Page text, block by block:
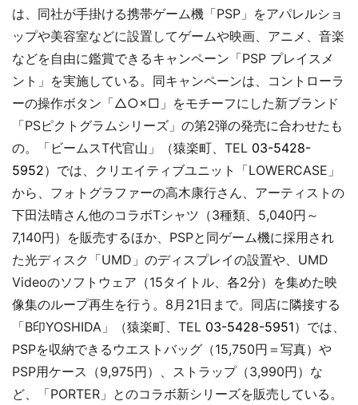
は、同社が手掛ける携帯ゲーム機「PSP」をアパレルショ
ップや美容室などに設置してゲームや映画、アニメ、音楽
などを自由に鑑賞できるキャンペーン「PSP プレイスメ
ント」を実施している。同キャンペーンは、コントローラ
ーの操作ボタン「△○×□」をモチーフにした新ブランド
「PSピクトグラムシリーズ」の第2弾の発売に合わせたも
の。「ビームスT代官山」（猿楽町、TEL 03-5428-
5952）では、クリエイティブユニット「LOWERCASE」
から、フォトグラファーの高木康行さん、アーティストの
下田法晴さん他のコラボTシャツ（3種類、5,040円～
7,140円）を販売するほか、PSPと同ゲーム機に採用され
た光ディスク「UMD」のディスプレイの設置や、UMD
Videoのソフトウェア（15タイトル、各2分）を集めた映
像集のループ再生を行う。8月21日まで。同店に隣接する
「B印YOSHIDA」（猿楽町、TEL 03-5428-5951）では、
PSPを収納できるウエストバッグ（15,750円＝写真）や
PSP用ケース（9,975円）、ストラップ（3,990円）な
ど、「PORTER」とのコラボ新シリーズを販売している。